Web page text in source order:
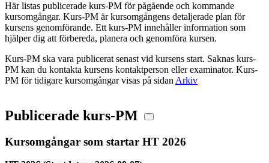
Här listas publicerade kurs-PM för pågående och kommande
kursomgångar. Kurs-PM är kursomgångens detaljerade plan för
kursens genomförande. Ett kurs-PM innehåller information som
hjälper dig att förbereda, planera och genomföra kursen.
Kurs-PM ska vara publicerat senast vid kursens start. Saknas kurs-
PM kan du kontakta kursens kontaktperson eller examinator. Kurs-
PM för tidigare kursomgångar visas på sidan Arkiv
Publicerade kurs-PM
Kursomgångar som startar HT 2026